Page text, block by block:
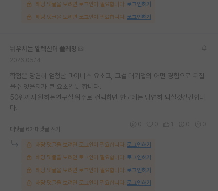
해당 댓글을 보려면 로그인이 필요합니다. 로그인하기
해당 댓글을 보려면 로그인이 필요합니다. 로그인하기
뉘우치는 알렉산더 플레밍
학점은 당연히 엄청난 마이너스 요소고, 그걸 대기업의 어떤 경험으로 뒤집
을수 잇을지가 큰 요소일듯 합니다.
50위까지 원하는연구실 위주로 컨택하면 한군데는 당연히 되실것같긴합니
다.
대댓글 6개 대댓글 쓰기
해당 댓글을 보려면 로그인이 필요합니다. 로그인하기
해당 댓글을 보려면 로그인이 필요합니다. 로그인하기
해당 댓글을 보려면 로그인이 필요합니다. 로그인하기
해당 댓글을 보려면 로그인이 필요합니다. 로그인하기